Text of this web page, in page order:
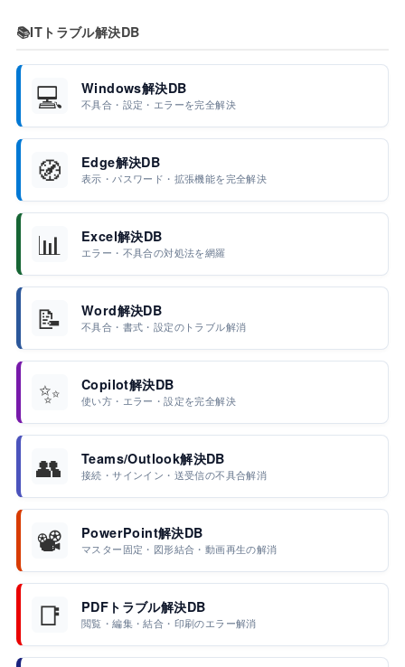
📚ITトラブル解決DB
💻 Windows解決DB
不具合・設定・エラーを完全解決
🧭 Edge解決DB
表示・パスワード・拡張機能を完全解決
📊 Excel解決DB
エラー・不具合の対処法を網羅
📝 Word解決DB
不具合・書式・設定のトラブル解消
✨ Copilot解決DB
使い方・エラー・設定を完全解決
👥 Teams/Outlook解決DB
接続・サインイン・送受信の不具合解消
📽️ PowerPoint解決DB
マスター固定・図形結合・動画再生の解消
📑 PDFトラブル解決DB
閲覧・編集・結合・印刷のエラー解消